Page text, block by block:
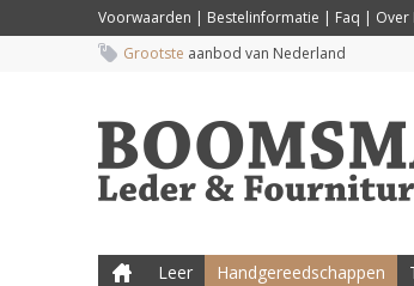
Voorwaarden | Bestelinformatie | Faq | Over
Grootste aanbod van Nederland
Leer Handgereedschappen